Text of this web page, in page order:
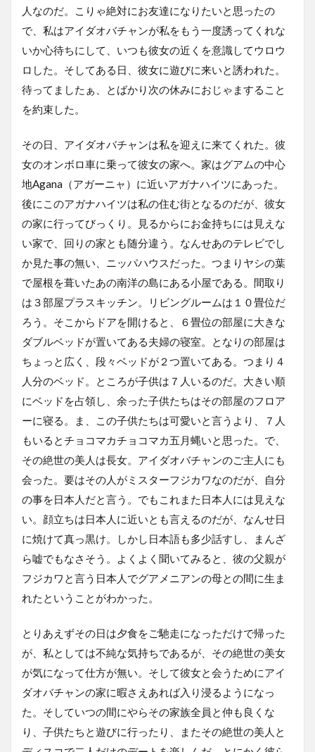
人なのだ。こりゃ絶対にお友達になりたいと思ったの
で、私はアイダオバチャンが私をもう一度誘ってくれな
いか心待ちにして、いつも彼女の近くを意識してウロウ
ロした。そしてある日、彼女に遊びに来いと誘われた。
待ってましたぁ、とばかり次の休みにおじゃますること
を約束した。
その日、アイダオバチャンは私を迎えに来てくれた。彼
女のオンボロ車に乗って彼女の家へ。家はグアムの中心
地Agana（アガーニャ）に近いアガナハイツにあった。
後にこのアガナハイツは私の住む街となるのだが、彼女
の家に行ってびっくり。見るからにお金持ちには見えな
い家で、回りの家とも随分違う。なんせあのテレビでし
か見た事の無い、ニッパハウスだった。つまりヤシの葉
で屋根を葺いたあの南洋の島にある小屋である。間取り
は３部屋プラスキッチン。リビングルームは１０畳位だ
ろう。そこからドアを開けると、６畳位の部屋に大きな
ダブルベッドが置いてある夫婦の寝室。となりの部屋は
ちょっと広く、段々ベッドが２つ置いてある。つまり４
人分のベッド。ところが子供は７人いるのだ。大きい順
にベッドを占領し、余った子供たちはその部屋のフロア
ーに寝る。ま、この子供たちは可愛いと言うより、７人
もいるとチョコマカチョコマカ五月蝿いと思った。で、
その絶世の美人は長女。アイダオバチャンのご主人にも
会った。要はその人がミスターフジカワなのだが、自分
の事を日本人だと言う。でもこれまた日本人には見えな
い。顔立ちは日本人に近いとも言えるのだが、なんせ日
に焼けて真っ黒け。しかし日本語も多少話すし、まんざ
ら嘘でもなさそう。よくよく聞いてみると、彼の父親が
フジカワと言う日本人でグアメニアンの母との間に生ま
れたということがわかった。
とりあえずその日は夕食をご馳走になっただけで帰った
が、私としては不純な気持ちであるが、その絶世の美女
が気になって仕方が無い。そして彼女と会うためにアイ
ダオバチャンの家に暇さえあれば入り浸るようになっ
た。そしていつの間にやらその家族全員と仲も良くな
り、子供たちと遊びに行ったり、またその絶世の美人と